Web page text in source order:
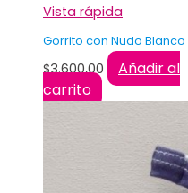
Vista rápida
Gorrito con Nudo Blanco
$3.600,00
Añadir al
carrito